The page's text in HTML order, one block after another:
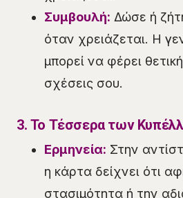
Συμβουλή: Δώσε ή
όταν χρειάζεται. Η
μπορεί να φέρει
σχέσεις σου.
3. Το Τέσσερα των
Ερμηνεία: Στην
η κάρτα δείχνει ότι
στασιμότητα ή την